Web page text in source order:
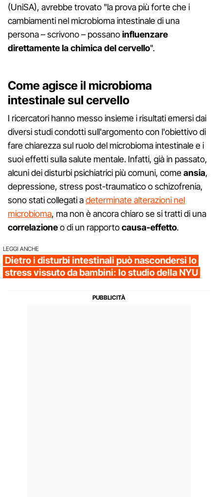
(UniSA), avrebbe trovato "la prova più forte che i
cambiamenti nel microbioma intestinale di una
persona – scrivono – possanoinfluenzare
direttamente lachimica del cervello".
Come agisce il microbioma
intestinale sul cervello
I ricercatori hanno messo insieme i risultati emersi dai
diversi studi condotti sull'argomento con l'obiettivo di
fare chiarezza sul ruolo del microbioma intestinale e i
suoi effetti sulla salute mentale. Infatti, già in passato,
alcuni dei disturbi psichiatrici più comuni, comeansia,
depressione, stress post-traumatico o schizofrenia,
sono stati collegati adeterminate alterazioni nel
microbioma, ma non è ancora chiaro se si tratti di una
correlazioneo di un rapportocausa-effetto.
LEGGI ANCHE
Dietro i disturbi intestinali può nascondersi lo
stress vissuto da bambini: lo studio della NYU